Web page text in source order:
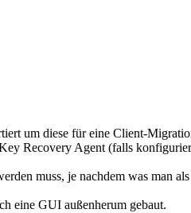
um diese für eine Client-
Recovery Agent (falls
muss, je nachdem was man
eine GUI außenherum gebaut.